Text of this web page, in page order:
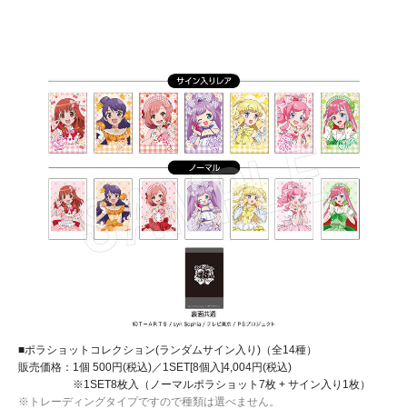
■ポラショットコレクション(ランダムサイン入り)（全14種）
販売価格：1個 500円(税込)／1SET[8個入]4,004円(税込)
※1SET8枚入（ノーマルポラショット7枚 + サイン入り1枚）
※トレーディングタイプですので種類は選べません。